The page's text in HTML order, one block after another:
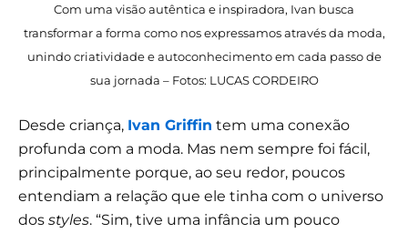
Com uma visão autêntica e inspiradora, Ivan busca
transformar a forma como nos expressamos através da moda,
unindo criatividade e autoconhecimento em cada passo de
sua jornada – Fotos: LUCAS CORDEIRO
Desde criança, Ivan Griffin tem uma conexão
profunda com a moda. Mas nem sempre foi fácil,
principalmente porque, ao seu redor, poucos
entendiam a relação que ele tinha com o universo
dos styles. “Sim, tive uma infância um pouco